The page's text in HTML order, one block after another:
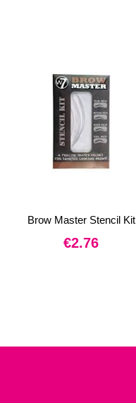
Brow Master Stencil Kit
€2.76